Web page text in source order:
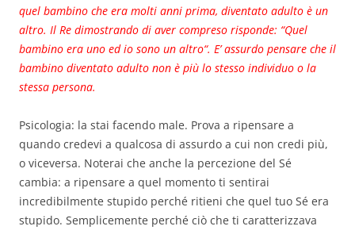
quel bambino che era molti anni prima, diventato adulto è un
altro. Il Re dimostrando di aver compreso risponde: “Quel
bambino era uno ed io sono un altro“. E’ assurdo pensare che il
bambino diventato adulto non è più lo stesso individuo o la
stessa persona.
Psicologia: la stai facendo male. Prova a ripensare a
quando credevi a qualcosa di assurdo a cui non credi più,
o viceversa. Noterai che anche la percezione del Sé
cambia: a ripensare a quel momento ti sentirai
incredibilmente stupido perché ritieni che quel tuo Sé era
stupido. Semplicemente perché ciò che ti caratterizzava